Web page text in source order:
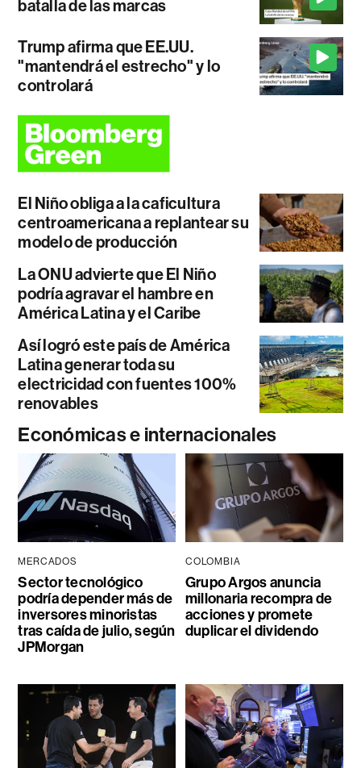
batalla de las marcas
Trump afirma que EE.UU.
"mantendrá el estrecho" y lo
controlará
El Niño obliga a la caficultura
centroamericana a replantear su
modelo de producción
La ONU advierte que El Niño
podría agravar el hambre en
América Latina y el Caribe
Así logró este país de América
Latina generar toda su
electricidad con fuentes 100%
renovables
Económicas e internacionales
MERCADOS
Sector tecnológico
podría depender más de
inversores minoristas
tras caída de julio, según
JPMorgan
COLOMBIA
Grupo Argos anuncia
millonaria recompra de
acciones y promete
duplicar el dividendo